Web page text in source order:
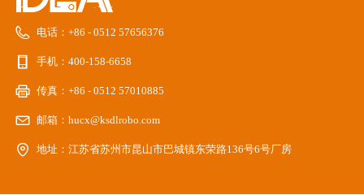
电话： +86 - 0512 57656376
手机： 400-158-6658
传真： +86 - 0512 57010885
邮箱： hucx@ksdlrobo.com
地址： 江苏省苏州市昆山市巴城镇东荣路136号6号厂房